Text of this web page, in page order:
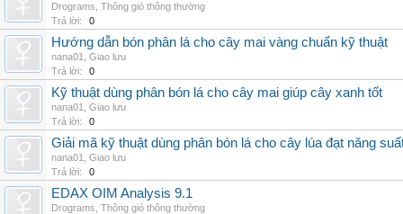
Drograms Thông gió thông thường
Trả lời:
0
Hướng dẫn bón phân lá cho cây mai vàng chuẩn kỹ thuật
nana01
Giao lưu
Trả lời:
0
Kỹ thuật dùng phân bón lá cho cây mai giúp cây xanh tốt
nana01
Giao lưu
Trả lời:
0
Giải mã kỹ thuật dùng phân bón lá cho cây lúa đạt năng
nana01
Giao lưu
Trả lời:
0
EDAX OIM Analysis 9.1
Drograms Thông gió thông thường